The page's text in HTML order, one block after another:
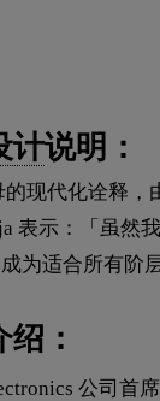
计说明：
的现代化诠释
表示：「虽然
为适合所有阶
：
公司首